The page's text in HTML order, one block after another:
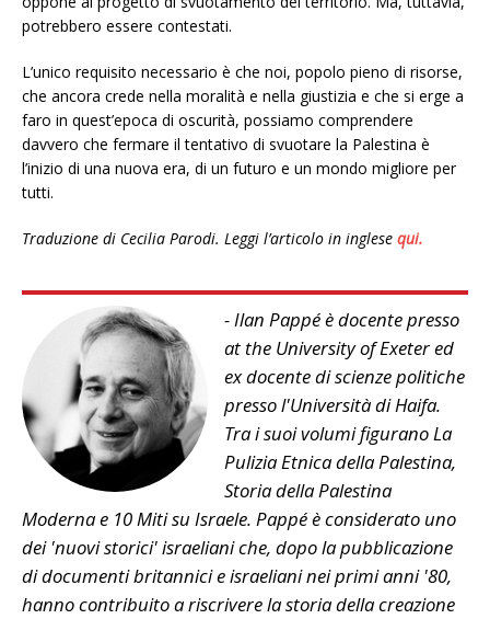
potrebbero essere contestati.
L’unico requisito necessario è che noi, popolo pieno di risorse,
che ancora crede nella moralità e nella giustizia e che si erge a
faro in quest’epoca di oscurità, possiamo comprendere
davvero che fermare il tentativo di svuotare la Palestina è
l’inizio di una nuova era, di un futuro e un mondo migliore per
tutti.
Traduzione di Cecilia Parodi. Leggi l’articolo in inglese qui.
- Ilan Pappé è docente presso
at the University of Exeter ed
ex docente di scienze politiche
presso l'Università di Haifa.
Tra i suoi volumi figurano La
Pulizia Etnica della Palestina,
Storia della Palestina
Moderna e 10 Miti su Israele. Pappé è considerato uno
dei 'nuovi storici' israeliani che, dopo la pubblicazione
di documenti britannici e israeliani nei primi anni '80,
hanno contribuito a riscrivere la storia della creazione